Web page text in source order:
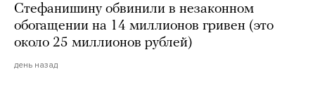
Стефанишину обвинили в незаконном
обогащении на 14 миллионов гривен (это
около 25 миллионов рублей)
день назад